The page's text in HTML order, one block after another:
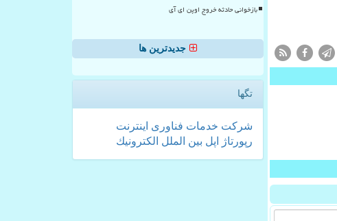
بازخوانی حادثه خروج اوپن ای آی
جدیدترین ها
تگها
شركت خدمات فناوری اینترنت
رپورتاژ
اپل بین الملل الكترونیك